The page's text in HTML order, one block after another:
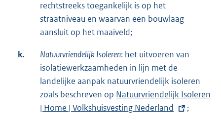
rechtstreeks toegankelijk is op het
straatniveau en waarvan een bouwlaag
aansluit op het maaiveld;
k. Natuurvriendelijk Isoleren: het uitvoeren van
isolatiewerkzaamheden in lijn met de
landelijke aanpak natuurvriendelijk isoleren
zoals beschreven op E
x
Natuurvriendelijk Isoleren
| Home | Volkshuisvesting Nederland
;